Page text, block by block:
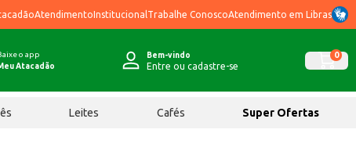
AtendimentoInstitucional Trabalhe ConoscoAtendimento em Libras
o app
Atacadão
Bem-vindo
Entre ou cadastre-se
0
Leites Cafés Super Ofertas